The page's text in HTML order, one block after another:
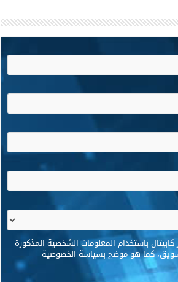
باستخدام المعلومات الشخصية المذكورة
كما هو موضح بسياسة الخصوصية